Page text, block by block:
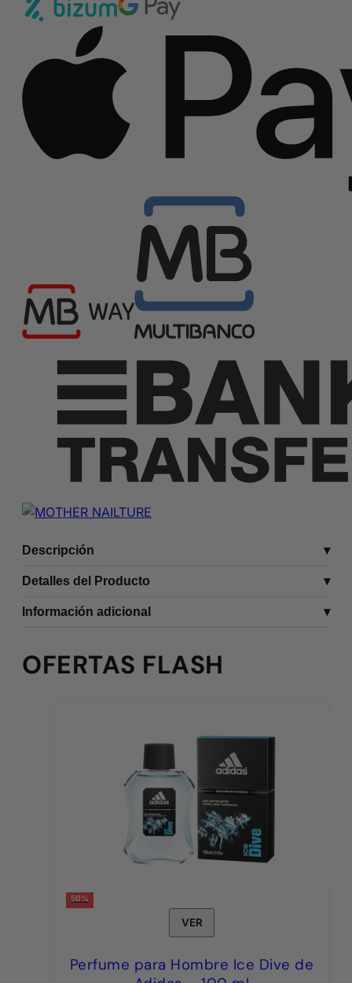
Descripción
Detalles del Producto
Información adicional
OFERTAS FLASH
50%
VER
Perfume para Hombre Ice Dive de